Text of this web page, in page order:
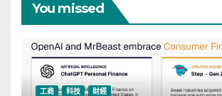
You missed
工商 科技 財經